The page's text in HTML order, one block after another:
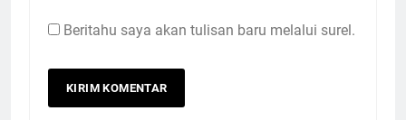
Beritahu saya akan tulisan baru melalui surel.